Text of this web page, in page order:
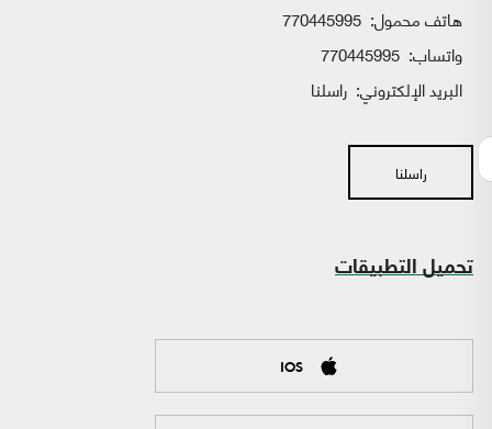
هاتف محمول: 770445995
واتساب:
البريد الإلكتروني: راسلنا
راسلنا
تحميل التطبيقات
IOS